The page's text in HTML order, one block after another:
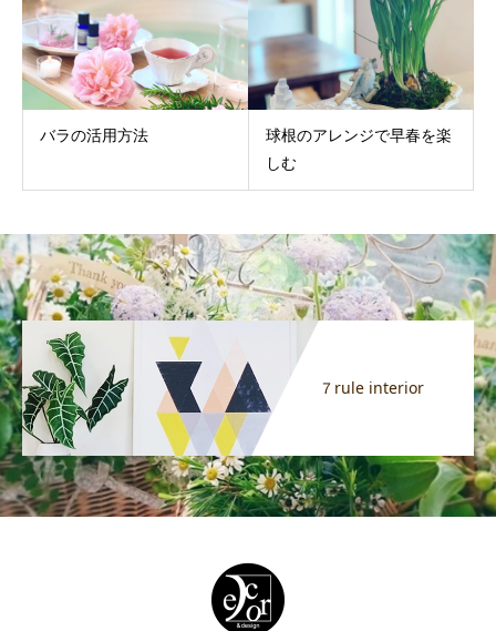
バラの活用方法
球根のアレンジで早春を楽
しむ
７rule interior